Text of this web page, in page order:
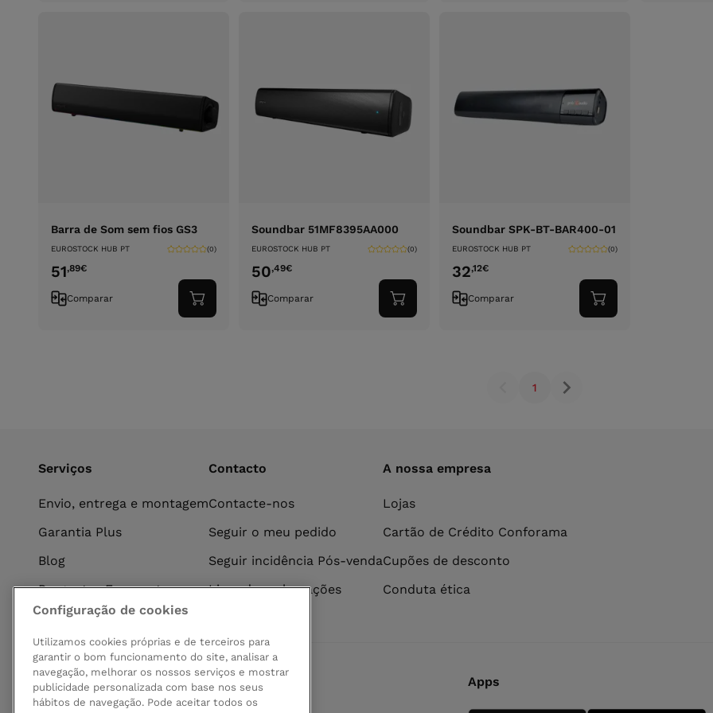
Barra de Som sem fios GS3
EUROSTOCK HUB PT (0)
51,89€
Comparar
Adicionar
ao
Soundbar 51MF8395AA000
EUROSTOCK HUB PT (0)
50,49€
Comparar
Adicionar
ao
Soundbar SPK-BT-BAR400-01
EUROSTOCK HUB PT (0)
32,12€
Comparar
Adicionar
ao
1
Serviços
Envio, entrega e montagem
Garantia Plus
Blog
Perguntas Frequentes
Contacto
Contacte-nos
Seguir o meu pedido
Seguir incidência Pós-venda
Livro de reclamações
A nossa empresa
Lojas
Cartão de Crédito Conforama
Cupões de desconto
Conduta ética
Pagamento seguro Apps
Configuração de cookies
Utilizamos cookies próprias e de terceiros para
garantir o bom funcionamento do site, analisar a
navegação, melhorar os nossos serviços e mostrar
publicidade personalizada com base nos seus
hábitos de navegação. Pode aceitar todos os